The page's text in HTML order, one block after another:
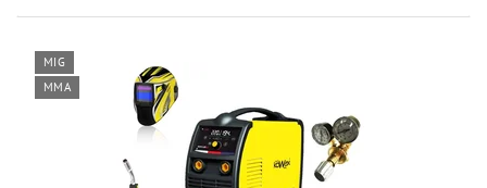
MIG
MMA